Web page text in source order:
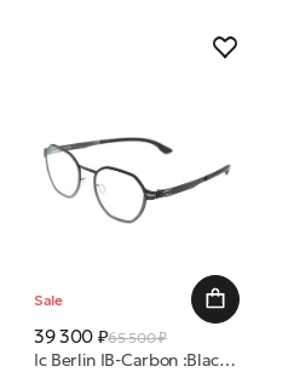
Sale
39 300 ₽65 500 ₽
Ic Berlin IB-Carbon :Black-Gun-Metal :RX-Clear :Donnerstag оправа